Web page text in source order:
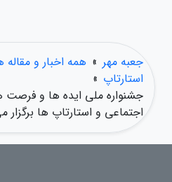
جعبه مهر » همه اخبار و مقاله
استارتاپ »
جشنواره ملی ایده ها و فرصت
اجتماعی و استارتاپ ها برگزار